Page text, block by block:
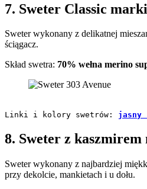
7. Sweter Classic
Sweter wykonany z delikatnej
ściągacz.
Skład swetra: 70% wełna merino
Linki i kolory swetrów: jasny
8. Sweter z
Sweter wykonany z najbardziej
przy dekolcie, mankietach i u dołu.